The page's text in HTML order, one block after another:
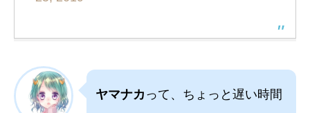
ヤマナカ って、ちょっと遅い時間